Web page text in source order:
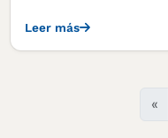
Leer más
«